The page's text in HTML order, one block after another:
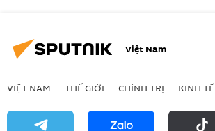
Việt Nam
VIỆT NAM THẾ GIỚI CHÍNH TRỊ KINH TẾ